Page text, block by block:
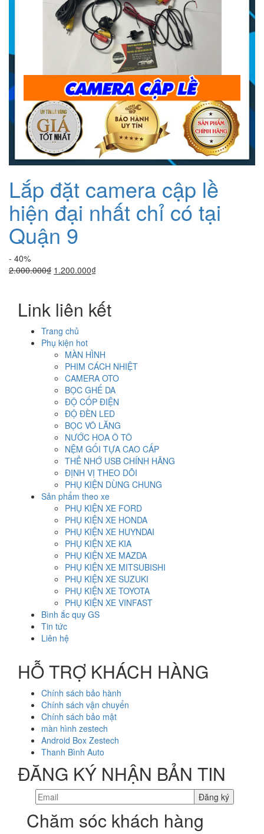
Lắp đặt camera cập lề
hiện đại nhất chỉ có tại
Quận 9
- 40%
2.000.000₫ Giá
2.000.000₫.
1.200.000₫Giá
là:
1.200.000₫.
Link liên kết
Trang chủ
Phụ kiện hot
MÀN HÌNH
PHIM CÁCH NHIỆT
CAMERA OTO
BỌC GHẾ DA
ĐỘ CỐP ĐIỆN
ĐỘ ĐÈN LED
BỌC VÔ LĂNG
NƯỚC HOA Ô TÔ
NỆM GỐI TỰA CAO CẤP
THẺ NHỚ USB CHÍNH HÃNG
ĐỊNH VỊ THEO DÕI
PHỤ KIỆN DÙNG CHUNG
Sản phẩm theo xe
PHỤ KIỆN XE FORD
PHỤ KIỆN XE HONDA
PHỤ KIỆN XE HUYNDAI
PHỤ KIỆN XE KIA
PHỤ KIỆN XE MAZDA
PHỤ KIỆN XE MITSUBISHI
PHỤ KIỆN XE SUZUKI
PHỤ KIỆN XE TOYOTA
PHỤ KIỆN XE VINFAST
Bình ắc quy GS
Tin tức
Liên hệ
HỖ TRỢ KHÁCH HÀNG
Chính sách bảo hành
Chính sách vận chuyển
Chính sách bảo mật
màn hình zestech
Android Box Zestech
Thanh Bình Auto
ĐĂNG KÝ NHẬN BẢN TIN
Chăm sóc khách hàng